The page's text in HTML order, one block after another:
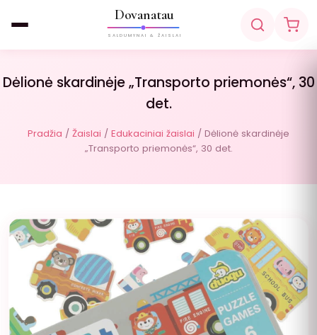
Dovanatau
SALDUMYNAI & ŽAISLAI
Dėlionė skardinėje „Transporto priemonės“, 30
det.
Pradžia / Žaislai / Edukaciniai žaislai / Dėlionė skardinėje
„Transporto priemonės“, 30 det.